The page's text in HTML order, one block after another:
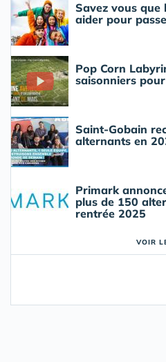
Savez vous que
aider pour
Pop Corn
saisonniers
Saint-Gobain
alternants en
Primark
plus de 150
rentrée 2025
VOIR